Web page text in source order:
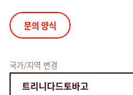
기업
문의 양식
국가/지역 변경